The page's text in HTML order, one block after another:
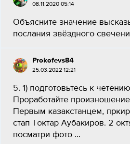
08.11.2020 05:14
Объясните значение
послания звёздного
Prokofevs84
25.03.2022 12:21
5. 1) подготовьтесь к
Проработайте
Первым казакстанцем,
стап Токтар Аубакиров. 2
посматри фото ​...